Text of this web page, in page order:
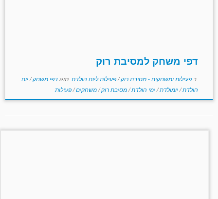
דפי משחק למסיבת רוק
ב פעילות ומשחקים - מסיבת רוק/פעילות ליום הולדת תויגדפי משחק/יום
הולדת/יומולדת/ימי הולדת/מסיבת רוק/משחקים/פעילות